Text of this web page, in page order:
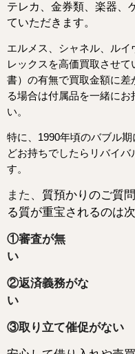
テレカ、金券類、楽器、
ていただきます。
エルメス、シャネル、ル
レックスを高価買取させて
書）の有無で買取金額に
る場合は付属品を一緒にお
い
特に、1990年頃のバブル
どお持ちでしたらリバイ
す。
また、 質預かりのご質
る質が重宝されるのは
①審査が無
②返済義務がな
③取り立て催促がない